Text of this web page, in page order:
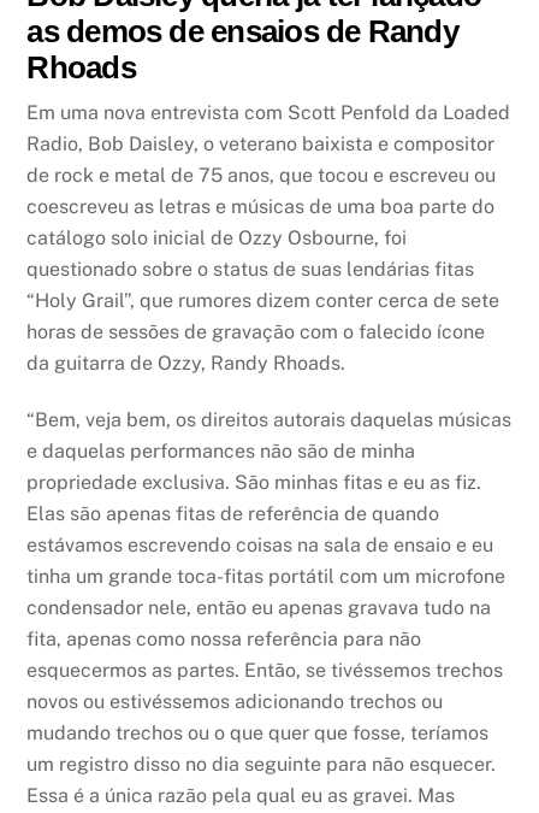
as demos de ensaios de Randy
Rhoads
Em uma nova entrevista com Scott Penfold da Loaded
Radio, Bob Daisley, o veterano baixista e compositor
de rock e metal de 75 anos, que tocou e escreveu ou
coescreveu as letras e músicas de uma boa parte do
catálogo solo inicial de Ozzy Osbourne, foi
questionado sobre o status de suas lendárias fitas
“Holy Grail”, que rumores dizem conter cerca de sete
horas de sessões de gravação com o falecido ícone
da guitarra de Ozzy, Randy Rhoads.
“Bem, veja bem, os direitos autorais daquelas músicas
e daquelas performances não são de minha
propriedade exclusiva. São minhas fitas e eu as fiz.
Elas são apenas fitas de referência de quando
estávamos escrevendo coisas na sala de ensaio e eu
tinha um grande toca-fitas portátil com um microfone
condensador nele, então eu apenas gravava tudo na
fita, apenas como nossa referência para não
esquecermos as partes. Então, se tivéssemos trechos
novos ou estivéssemos adicionando trechos ou
mudando trechos ou o que quer que fosse, teríamos
um registro disso no dia seguinte para não esquecer.
Essa é a única razão pela qual eu as gravei. Mas